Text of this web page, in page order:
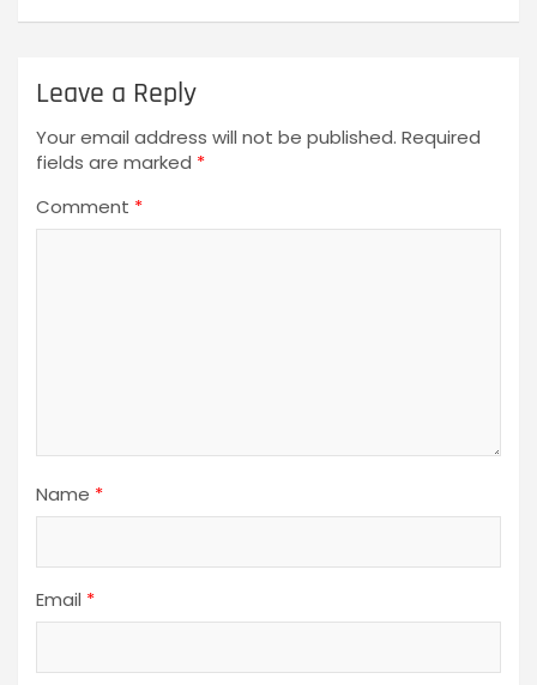
Leave a Reply
Your email address will not be published. Required
fields are marked *
Comment *
Name *
Email *